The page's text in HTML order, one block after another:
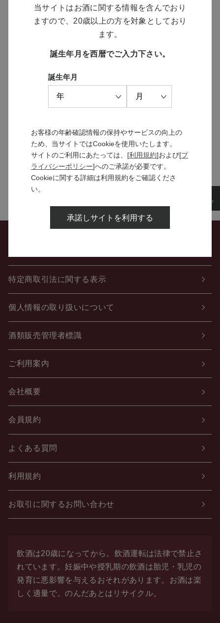
￥7,150 ￥6,600
ブランドサイト
SOLARISシリーズ
特設サイト
特定商取引法に関する表示
個人情報の取り扱いについて
酒類販売管理者標識
ご利用案内
会社概要
会員規約
よくある質問
利用規約
お取引に関するお問い合わせ
飲酒は20歳になってから。飲酒運転は法律で禁止さ
れています。妊娠中や授乳期の飲酒は胎児・乳児の
発育に悪影響を与えるおそれがあります。お酒は楽
しく適量で。のんだあとはリサイクル。
当サイトはお酒に関する情報を含んでおり
ますので、20歳以上の方を対象としており
ます。
誕生年月を西暦でご入力下さい。
誕生年月
お客様の年齢確認情報の保持やサービスの向上の
ため、当サイトではCookieを使用いたします。
サイトのご利用にあたっては、[利用規約]および[プ
ライバシーポリシー]へのご承諾が必要です。
Cookieに関する詳細は利用規約をご確認くださ
い。
承諾しサイトを利用する